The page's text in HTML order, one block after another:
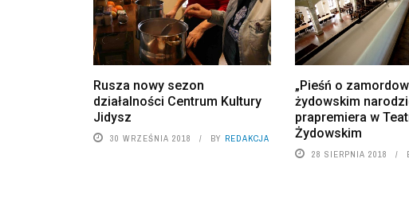
Rusza nowy sezon
działalności Centrum Kultury
Jidysz
30 WRZEŚNIA 2018 BY REDAKCJA
„Pieśń o
żydowskim
prapremiera w
Żydowskim
28 SIERPNIA 2018